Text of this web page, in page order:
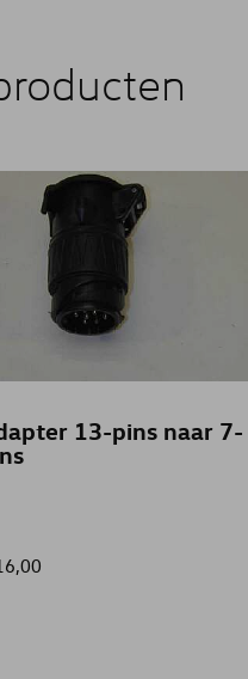
13-pins naar 7-